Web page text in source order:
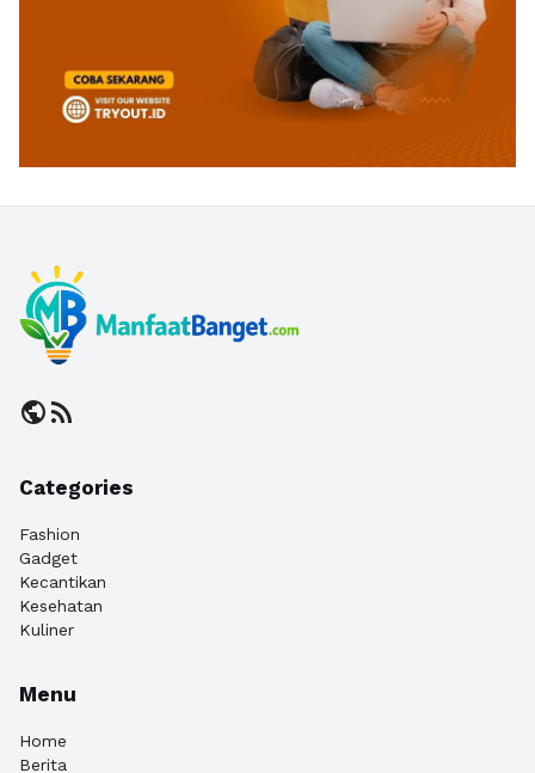
publicrss_feed
Categories
Fashion
Gadget
Kecantikan
Kesehatan
Kuliner
Menu
Home
Berita